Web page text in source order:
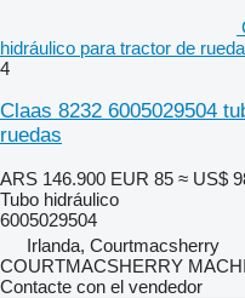
hidráulico para tractor de
4
Claas 8232 6005029504
ruedas
ARS 146.900 EUR 85 ≈ US$
Tubo hidráulico
6005029504
Irlanda, Courtmacsherry
COURTMACSHERRY
Contacte con el vendedor